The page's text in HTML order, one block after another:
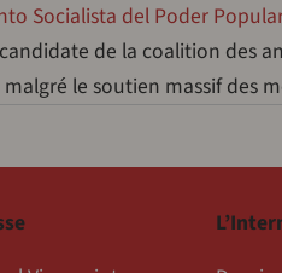
Socialista del Poder
de la coalition des
le soutien massif des